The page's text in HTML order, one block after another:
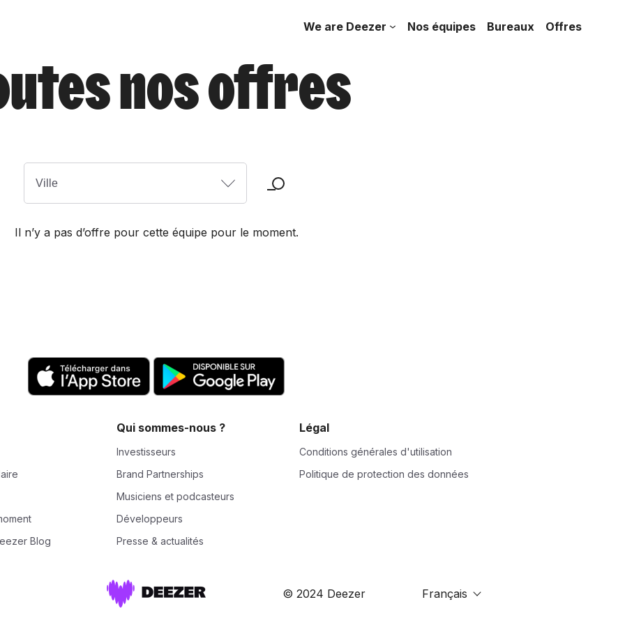
We are Deezer Nos équipes Bureaux Offres
nos offres
Il n’y a pas d’offre pour cette équipe pour le moment.
Blog
Qui sommes-nous ?
Investisseurs
Brand Partnerships
Musiciens et podcasteurs
Développeurs
Presse & actualités
Légal
Conditions générales d'utilisation
Politique de protection des données
© 2024 Deezer Français